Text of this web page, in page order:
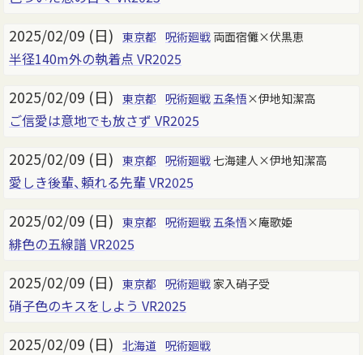
2025/02/09 (日) 東京都 呪術廻戦両面宿儺×伏黒恵
半径140m外の執着点 VR2025
2025/02/09 (日) 東京都 呪術廻戦五条悟×伊地知潔高
ご信愛は意地でも放さず VR2025
2025/02/09 (日) 東京都 呪術廻戦 七海建人×伊地知潔高
愛しき後輩、頼れる先輩 VR2025
2025/02/09 (日) 東京都 呪術廻戦五条悟×庵歌姫
緋色の五線譜 VR2025
2025/02/09 (日) 東京都 呪術廻戦家入硝子受
硝子色のキスをしよう VR2025
2025/02/09 (日) 北海道 呪術廻戦